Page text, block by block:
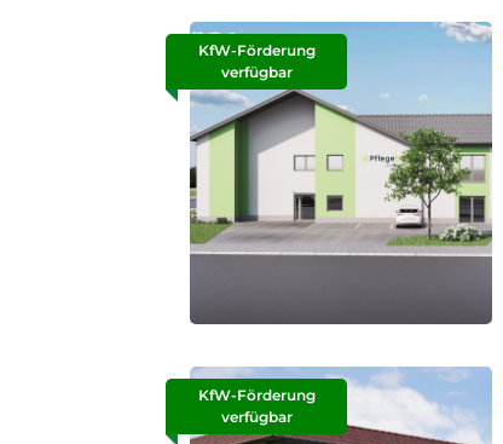
KfW-Förderung
verfügbar
KfW-Förderung
verfügbar